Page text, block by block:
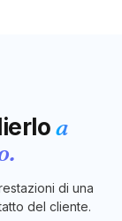
a
di una
del cliente.